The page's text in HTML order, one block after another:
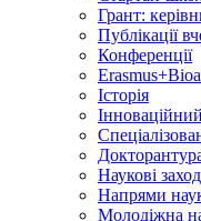
Грант:
Публікації
Конференції
Історія
Наукові
Напрями
Молодіжна